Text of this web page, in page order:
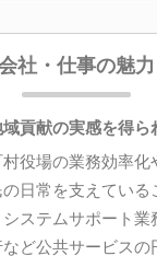
社・仕事の魅力
貢献の実感を得ら
役場の業務効率化
日常を支えている
ステムサポート業
ど公共サービスの